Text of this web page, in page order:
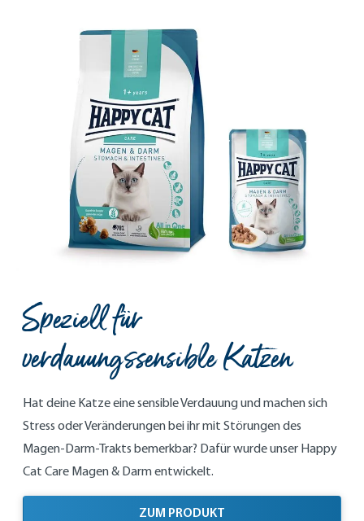
Speziell für
verdauungssensible Katzen
Hat deine Katze eine sensible Verdauung und machen sich
Stress oder Veränderungen bei ihr mit Störungen des
Magen-Darm-Trakts bemerkbar? Dafür wurde unser Happy
Cat Care Magen & Darm entwickelt.
ZUM PRODUKT